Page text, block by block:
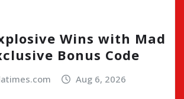
Wins with Mad
Bonus Code
Aug 6, 2026